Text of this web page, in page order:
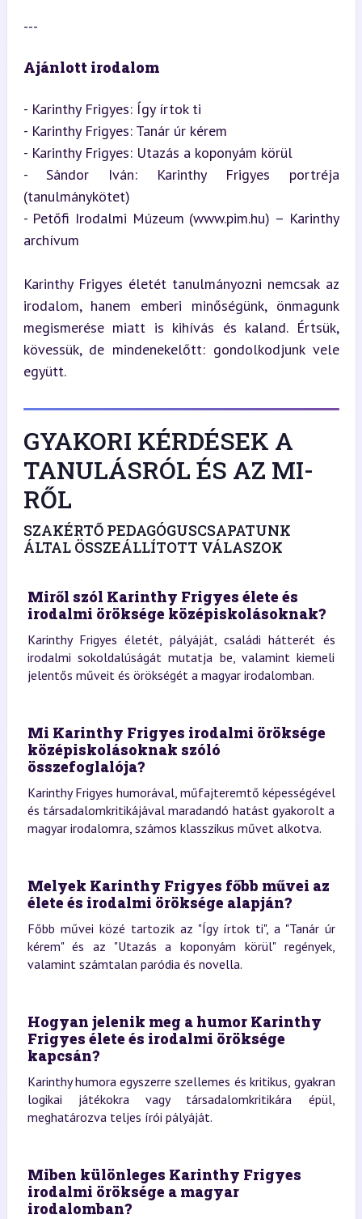
---
Ajánlott irodalom
- Karinthy Frigyes: Így írtok ti
- Karinthy Frigyes: Tanár úr kérem
- Karinthy Frigyes: Utazás a koponyám körül
- Sándor Iván: Karinthy Frigyes portréja
(tanulmánykötet)
- Petőfi Irodalmi Múzeum (www.pim.hu) – Karinthy
archívum
Karinthy Frigyes életét tanulmányozni nemcsak az
irodalom, hanem emberi minőségünk, önmagunk
megismerése miatt is kihívás és kaland. Értsük,
kövessük, de mindenekelőtt: gondolkodjunk vele
együtt.
GYAKORI KÉRDÉSEK A
TANULÁSRÓL ÉS AZ MI-
RŐL
SZAKÉRTŐ PEDAGÓGUSCSAPATUNK
ÁLTAL ÖSSZEÁLLÍTOTT VÁLASZOK
Miről szól Karinthy Frigyes élete és
irodalmi öröksége középiskolásoknak?
Karinthy Frigyes életét, pályáját, családi hátterét és
irodalmi sokoldalúságát mutatja be, valamint kiemeli
jelentős műveit és örökségét a magyar irodalomban.
Mi Karinthy Frigyes irodalmi öröksége
középiskolásoknak szóló
összefoglalója?
Karinthy Frigyes humorával, műfajteremtő képességével
és társadalomkritikájával maradandó hatást gyakorolt a
magyar irodalomra, számos klasszikus művet alkotva.
Melyek Karinthy Frigyes főbb művei az
élete és irodalmi öröksége alapján?
Főbb művei közé tartozik az "Így írtok ti", a "Tanár úr
kérem" és az "Utazás a koponyám körül" regények,
valamint számtalan paródia és novella.
Hogyan jelenik meg a humor Karinthy
Frigyes élete és irodalmi öröksége
kapcsán?
Karinthy humora egyszerre szellemes és kritikus, gyakran
logikai játékokra vagy társadalomkritikára épül,
meghatározva teljes írói pályáját.
Miben különleges Karinthy Frigyes
irodalmi öröksége a magyar
irodalomban?